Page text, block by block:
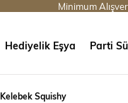
Minimum
Hediyelik Eşya Parti
Kelebek Squishy